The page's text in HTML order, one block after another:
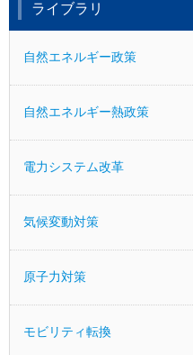
ライブラリ
自然エネルギー政策
自然エネルギー熱政策
電力システム改革
気候変動対策
原子力対策
モビリティ転換